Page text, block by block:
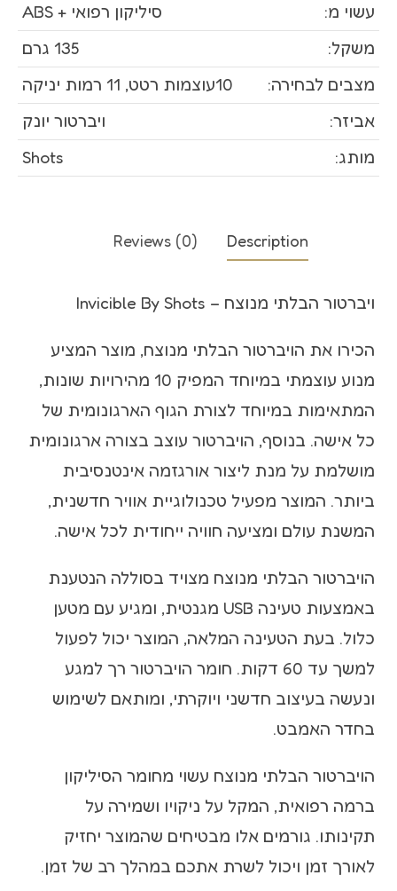
עשוי מ:
סיליקון רפואי + ABS
משקל:
135 גרם
מצבים לבחירה:
10עוצמות רטט, 11 רמות יניקה
אביזר:
ויברטור יונק
מותג:
Shots
Description
Reviews (0)
ויברטור הבלתי מנוצח – Invicible By Shots
הכירו את הויברטור הבלתי מנוצח, מוצר המציע
מנוע עוצמתי במיוחד המפיק 10 מהירויות שונות,
המתאימות במיוחד לצורת הגוף הארגונומית של
כל אישה. בנוסף, הויברטור עוצב בצורה ארגונומית
מושלמת על מנת ליצור אורגזמה אינטנסיבית
ביותר. המוצר מפעיל טכנולוגיית אוויר חדשנית,
המשנת עולם ומציעה חוויה ייחודית לכל אישה.
הויברטור הבלתי מנוצח מצויד בסוללה הנטענת
באמצעות טעינה USB מגנטית, ומגיע עם מטען
כלול. בעת הטעינה המלאה, המוצר יכול לפעול
למשך עד 60 דקות. חומר הויברטור רך למגע
ונעשה בעיצוב חדשני ויוקרתי, ומותאם לשימוש
בחדר האמבט.
הויברטור הבלתי מנוצח עשוי מחומר הסיליקון
ברמה רפואית, המקל על ניקויו ושמירה על
תקינותו. גורמים אלו מבטיחים שהמוצר יחזיק
לאורך זמן ויכול לשרת אתכם במהלך רב של זמן.